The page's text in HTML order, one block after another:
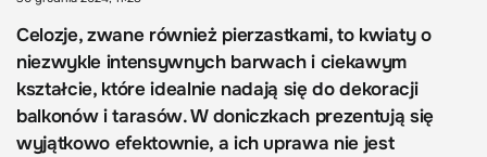
Celozje, zwane również pierzastkami, to kwiaty o
niezwykle intensywnych barwach i ciekawym
kształcie, które idealnie nadają się do dekoracji
balkonów i tarasów. W doniczkach prezentują się
wyjątkowo efektownie, a ich uprawa nie jest